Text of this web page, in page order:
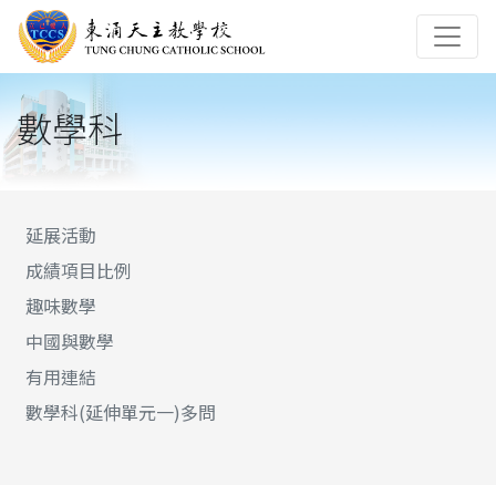
數學科
延展活動
成績項目比例
趣味數學
中國與數學
有用連結
數學科(延伸單元一)多問